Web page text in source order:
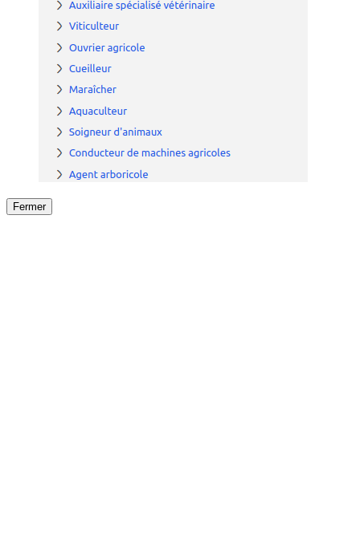
Fermer